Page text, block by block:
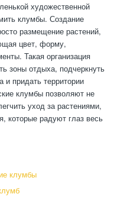
художественной
клумбы. Создание
размещение растений,
цвет, форму,
Такая организация
зоны отдыха, подчеркнуть
и придать территории
клумбы позволяют не
уход за растениями,
которые радуют глаз весь
клумбы